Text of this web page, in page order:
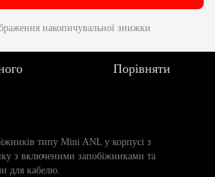
накопичувальної знижки
Порівняти
типу Mini ANL у корпусі з
з включеними запобіжниками та
для кабелю.